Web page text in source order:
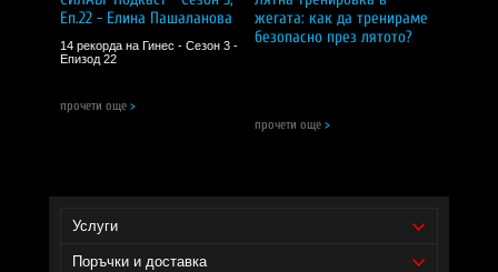
балансираната диета.
Не превишавайте препоръчителния дневен прием.
Уебсайт на производителя -
https://grassberg.bg/grassberg/
Еп.22 - Елина Пашаланова
14 рекорда на Гинес - Сезон 3 -
Епизод 22
прочети още >
жегата: как да тренираме
безопасно през лятото?
прочети още >
Услуги
Поръчки и доставка